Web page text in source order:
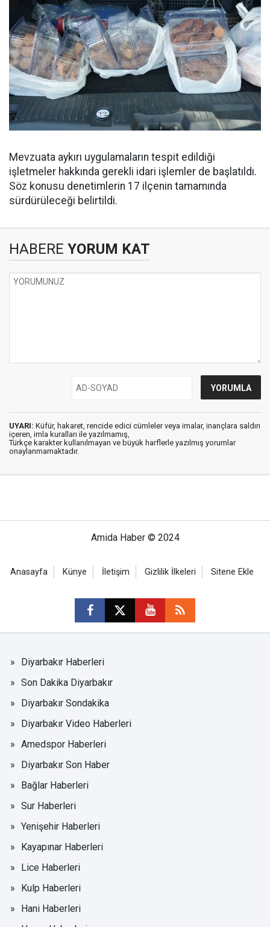
Mevzuata aykırı uygulamaların tespit edildiği
işletmeler hakkında gerekli idari işlemler de başlatıldı.
Söz konusu denetimlerin 17 ilçenin tamamında
sürdürüleceği belirtildi.
HABERE YORUM KAT
UYARI: Küfür, hakaret, rencide edici cümleler veya imalar, inançlara saldırı
içeren, imla kuralları ile yazılmamış,
Türkçe karakter kullanılmayan ve büyük harflerle yazılmış yorumlar
onaylanmamaktadır.
Amida Haber © 2024
Anasayfa Künye İletişim Gizlilik İlkeleri Sitene Ekle
Diyarbakır Haberleri
Son Dakika Diyarbakır
Diyarbakır Sondakika
Diyarbakır Video Haberleri
Amedspor Haberleri
Diyarbakır Son Haber
Bağlar Haberleri
Sur Haberleri
Yenişehir Haberleri
Kayapınar Haberleri
Lice Haberleri
Kulp Haberleri
Hani Haberleri